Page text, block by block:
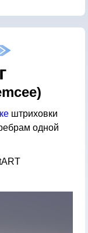
штриховки
одной